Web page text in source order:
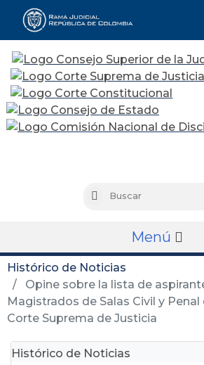
Buscar
Menú
Histórico de Noticias
Opine sobre la lista de
Magistrados de Salas Civil y Penal
Corte Suprema de Justicia
Histórico de Noticias